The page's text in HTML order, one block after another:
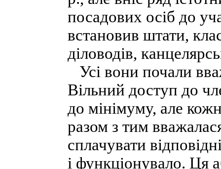
посадових осіб до
встановив штати,
діловодів,
Усі вони почали
Вільний доступ до
до мінімуму, але
разом з тим
сплачувати
і функціонувало. Ця